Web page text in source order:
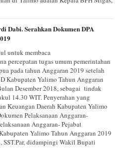
Dabi. Serahkan Dokumen DPA
untuk membaca
percepatan tugas umum pemerintahan
pada tahun Anggaran 2019 setelah
Kabupaten Yalimo Tahun Anggaran
Desember 2018, sebagai tindak
14.30 WIT. Penyerahan yang
Keuangan Daerah Kabupaten Yalimo
Pelaksanaan Anggaran-
Anggaran- Pejabat
Yalimo Tahun Anggaran 2019
didampingi Wakil Bupati